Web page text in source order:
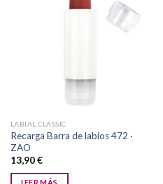
Añadir
LABIAL CLASSIC
Recarga Barra de labios 472 ·
ZAO
13,90€